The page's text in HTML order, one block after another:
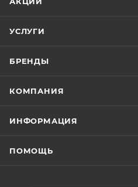
УСЛУГИ
БРЕНДЫ
КОМПАНИЯ
ИНФОРМАЦИЯ
ПОМОЩЬ